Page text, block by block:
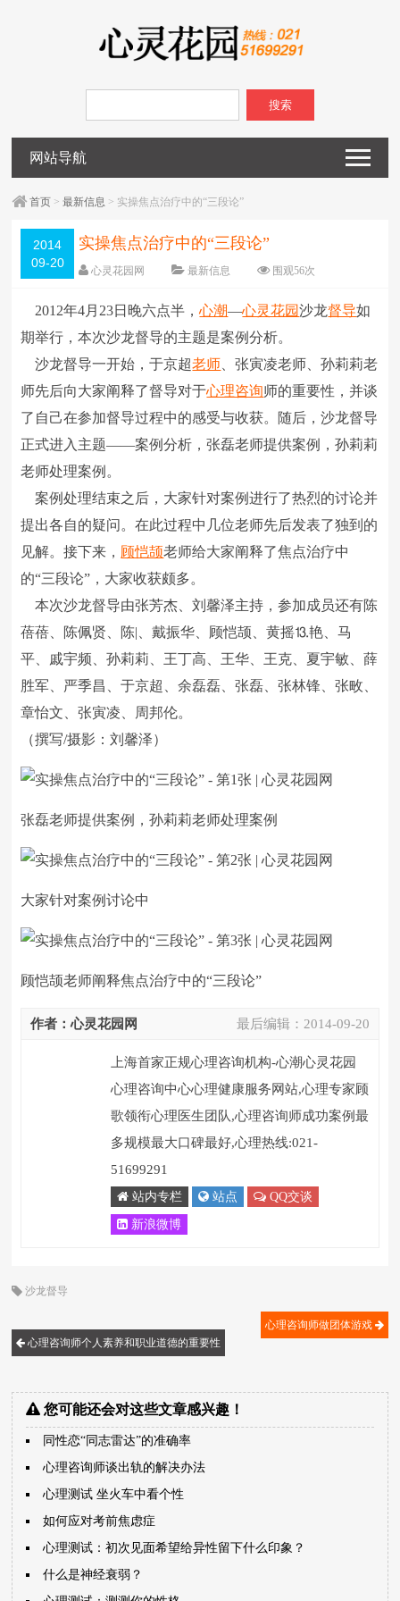
搜索
网站导航
首页 >最新信息 > 实操焦点治疗中的“三段论”
2014
09-20
实操焦点治疗中的“三段论”
心灵花园网 最新信息 围观56次
字体：大 中 小
2012年4月23日晚六点半，心潮―心灵花园沙龙督导如
期举行，本次沙龙督导的主题是案例分析。
沙龙督导一开始，于京超老师 、张寅凌老师、孙莉莉老
师先后向大家阐释了督导对于心理咨询师的重要性，并谈
了自己在参加督导过程中的感受与收获。随后，沙龙督导
正式进入主题――案例分析，张磊老师提供案例，孙莉莉
老师处理案例。
案例处理结束之后，大家针对案例进行了热烈的讨论并
提出各自的疑问。在此过程中几位老师先后发表了独到的
见解。接下来， 顾恺颉老师给大家阐释了焦点治疗中
的“三段论”，大家收获颇多。
本次沙龙督导由张芳杰、刘馨泽主持，参加成员还有陈
蓓蓓、陈佩贤、陈|、戴振华、顾恺颉、黄摇⒔艳、马
平、戚宇频、孙莉莉、王丁高、王华、王克、夏宇敏、薛
胜军、严季昌、于京超、余磊磊、张磊、张林锋、张畋、
章怡文、张寅凌、周邦伦。
（撰写/摄影：刘馨泽）
张磊老师提供案例，孙莉莉老师处理案例
大家针对案例讨论中
顾恺颉老师阐释焦点治疗中的“三段论”
最后编辑： 2014-09-20
作者：心灵花园网
上海首家正规心理咨询机构-心潮心灵花园
心理咨询中心心理健康服务网站,心理专家顾
歌领衔心理医生团队,心理咨询师成功案例最
多规模最大口碑最好,心理热线:021-
51699291
站内专栏 站点 QQ交谈
新浪微博
沙龙督导
心理咨询师个人素养和职业道德的重要性
心理咨询师做团体游戏
您可能还会对这些文章感兴趣！
同性恋“同志雷达”的准确率
心理咨询师谈出轨的解决办法
心理测试 坐火车中看个性
如何应对考前焦虑症
心理测试：初次见面希望给异性留下什么印象？
什么是神经衰弱？